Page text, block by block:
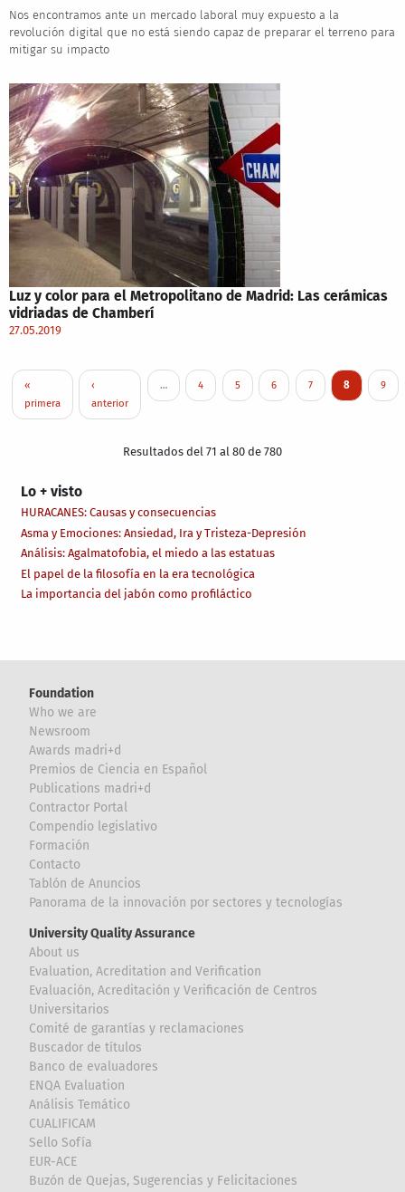
Lo + visto
HURACANES: Causas y consecuencias
Asma y Emociones: Ansiedad, Ira y Tristeza-Depresión
Análisis: Agalmatofobia, el miedo a las estatuas
El papel de la filosofía en la era tecnológica
La importancia del jabón como profiláctico
Nos encontramos ante un mercado laboral muy expuesto a la
revolución digital que no está siendo capaz de preparar el terreno para
mitigar su impacto
Luz y color para el Metropolitano de Madrid: Las cerámicas
vidriadas de Chamberí
27.05.2019
Pagination
First page
«
primera
Previous page
‹
anterior
… Page
4 Page
5 Page
6 Page
7 Current page
8 Page
9
Resultados del 71 al 80 de 780
Foundation
Who we are
Newsroom
Awards madri+d
Premios de Ciencia en Español
Publications madri+d
Contractor Portal
Compendio legislativo
Formación
Contacto
Tablón de Anuncios
Panorama de la innovación por sectores y tecnologías
University Quality Assurance
About us
Evaluation, Acreditation and Verification
Evaluación, Acreditación y Verificación de Centros
Universitarios
Comité de garantías y reclamaciones
Buscador de títulos
Banco de evaluadores
ENQA Evaluation
Análisis Temático
CUALIFICAM
Sello Sofía
EUR-ACE
Buzón de Quejas, Sugerencias y Felicitaciones